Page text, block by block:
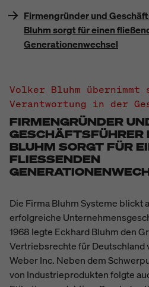
Firmengründer und
Bluhm sorgt für einen
Generationenwechsel
Volker Bluhm
Verantwortung in der
FIRMENGRÜNDER
GESCHÄFTSFÜHRER
BLUHM SORGT FÜR
FLIESSENDEN G
Die Firma Bluhm Systeme blickt
erfolgreiche
1968 legte Eckhard Bluhm den
Vertriebsrechte für Deutschland
Weber Inc. Neben dem
von Industrieprodukten folgte